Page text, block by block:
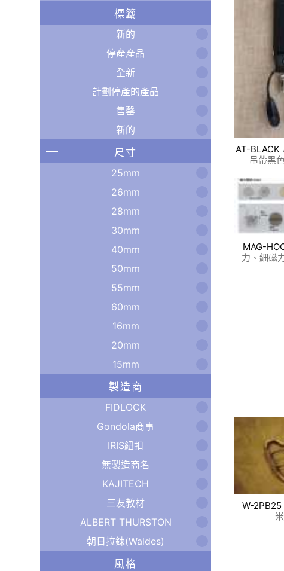
標籤
新的
停產產品
全新
計劃停產的產品
售罄
新的
尺寸
25mm
26mm
28mm
30mm
40mm
50mm
55mm
60mm
16mm
20mm
15mm
製造商
FIDLOCK
Gondola商事
IRIS紐扣
無製造商名
KAJITECH
三友教材
ALBERT THURSTON
朝日拉鍊(Waldes)
風格
AT-BLACK
吊帶黑
MAG-
力、細磁
W-2PB25